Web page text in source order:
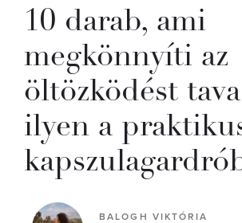
10 darab, ami
megkönnyíti az
öltözködést
ilyen a
BALOGH VIKTÓRIA